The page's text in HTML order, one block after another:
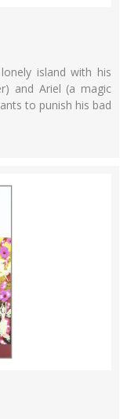
island with his
and Ariel (a magic
to punish his bad